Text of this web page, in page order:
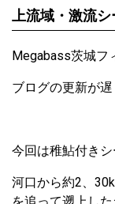
上流域・激流
Megabass茨城フ
ブログの更新が遅
今回は稚鮎付きシ
河口から約2、